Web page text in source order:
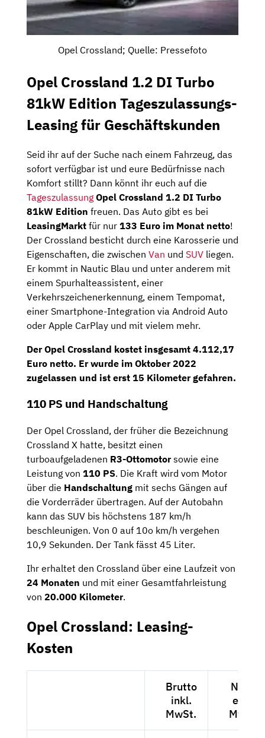
Opel Crossland; Quelle: Pressefoto
Opel Crossland 1.2 DI Turbo
81kW Edition Tageszulassungs-
Leasing für Geschäftskunden
Seid ihr auf der Suche nach einem Fahrzeug, das
sofort verfügbar ist und eure Bedürfnisse nach
Komfort stillt? Dann könnt ihr euch auf die
Tageszulassung Opel Crossland 1.2 DI Turbo
81kW Edition freuen. Das Auto gibt es bei
LeasingMarkt für nur 133 Euro im Monat netto!
Der Crossland besticht durch eine Karosserie und
Eigenschaften, die zwischen Van und SUV liegen.
Er kommt in Nautic Blau und unter anderem mit
einem Spurhalteassistent, einer
Verkehrszeichenerkennung, einem Tempomat,
einer Smartphone-Integration via Android Auto
oder Apple CarPlay und mit vielem mehr.
Der Opel Crossland kostet insgesamt 4.112,17
Euro netto. Er wurde im Oktober 2022
zugelassen und ist erst 15 Kilometergefahren.
110 PS und Handschaltung
Der Opel Crossland, der früher die Bezeichnung
Crossland X hatte, besitzt einen
turboaufgeladenen R3-Ottomotorsowie eine
Leistung von 110 PS. Die Kraft wird vom Motor
über die Handschaltung mit sechs Gängen auf
die Vorderräder übertragen. Auf der Autobahn
kann das SUV bis höchstens 187 km/h
beschleunigen. Von 0 auf 10o km/h vergehen
10,9 Sekunden. Der Tank fässt 45 Liter.
Ihr erhaltet den Crossland über eine Laufzeit von
24 Monaten und mit einer Gesamtfahrleistung
von 20.000 Kilometer.
Opel Crossland: Leasing-
Kosten
Brutto
inkl.
MwSt.
Netto
exkl.
MwSt.